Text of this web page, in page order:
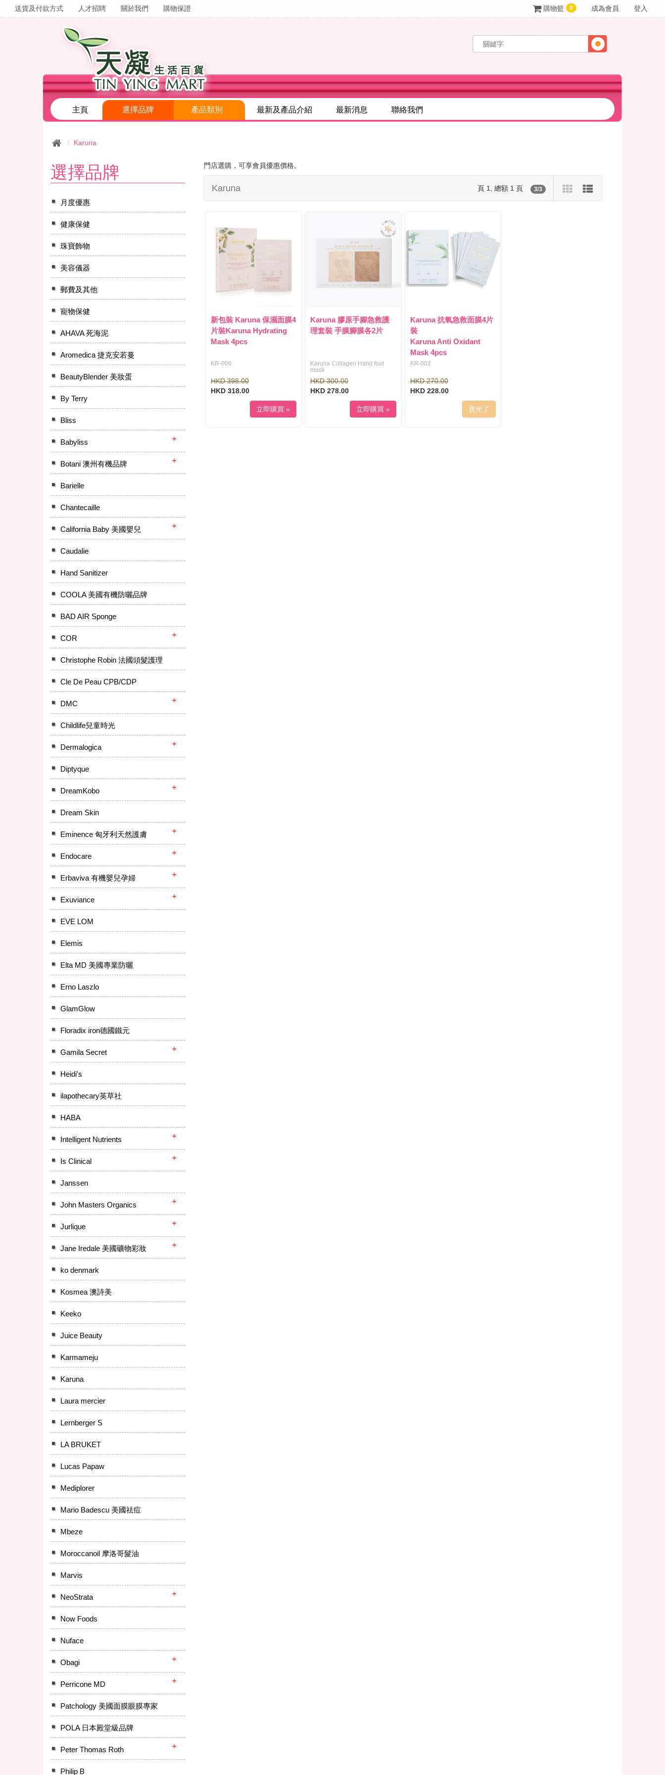
送貨及付款方式 人才招聘 關於我們 購物保證 購物籃 0 成為會員 登入
主頁 選擇品牌 產品類別 最新及產品介紹 最新消息 聯絡我們
Karuna
選擇品牌
月度優惠
健康保健
珠寶飾物
美容儀器
郵費及其他
寵物保健
AHAVA 死海泥
Aromedica 捷克安若蔓
BeautyBlender 美妝蛋
By Terry
Bliss
Babyliss
Botani 澳州有機品牌
Barielle
Chantecaille
California Baby 美國嬰兒
Caudalie
Hand Sanitizer
COOLA 美國有機防曬品牌
BAD AIR Sponge
COR
Christophe Robin 法國頭髮護理
Cle De Peau CPB/CDP
DMC
Childlife兒童時光
Dermalogica
Diptyque
DreamKobo
Dream Skin
Eminence 匈牙利天然護膚
Endocare
Erbaviva 有機嬰兒孕婦
Exuviance
EVE LOM
Elemis
Elta MD 美國專業防曬
Erno Laszlo
GlamGlow
Floradix iron德國鐵元
Gamila Secret
Heidi's
ilapothecary英草社
HABA
Intelligent Nutrients
Is Clinical
Janssen
John Masters Organics
Jurlique
Jane Iredale 美國礦物彩妝
ko denmark
Kosmea 澳詩美
Keeko
Juice Beauty
Karmameju
Karuna
Laura mercier
Lernberger S
LA BRUKET
Lucas Papaw
Mediplorer
Mario Badescu 美國祛痘
Mbeze
Moroccanoil 摩洛哥髮油
Marvis
NeoStrata
Now Foods
Nuface
Obagi
Perricone MD
Patchology 美國面膜眼膜專家
POLA 日本殿堂級品牌
Peter Thomas Roth
Philip B
門店選購，可享會員優惠價格。
Karuna 頁 1, 總額 1 頁 3/3
新包裝 Karuna 保濕面膜4
片裝Karuna Hydrating
Mask 4pcs
KR-006
HKD 398.00
HKD 318.00
立即購買 »
Karuna 膠原手腳急救護
理套裝 手膜腳膜各2片
Karuna Collagen Hand foot
mask
HKD 300.00
HKD 278.00
立即購買 »
Karuna 抗氧急救面膜4片
裝
Karuna Anti Oxidant
Mask 4pcs
KR-002
HKD 270.00
HKD 228.00
賣光了